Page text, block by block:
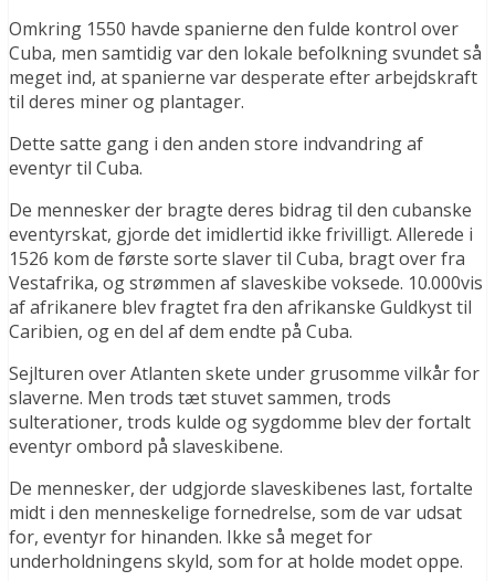
Omkring 1550 havde spanierne den fulde kontrol over
Cuba, men samtidig var den lokale befolkning svundet så
meget ind, at spanierne var desperate efter arbejdskraft
til deres miner og plantager.
Dette satte gang i den anden store indvandring af
eventyr til Cuba.
De mennesker der bragte deres bidrag til den cubanske
eventyrskat, gjorde det imidlertid ikke frivilligt. Allerede i
1526 kom de første sorte slaver til Cuba, bragt over fra
Vestafrika, og strømmen af slaveskibe voksede. 10.000vis
af afrikanere blev fragtet fra den afrikanske Guldkyst til
Caribien, og en del af dem endte på Cuba.
Sejlturen over Atlanten skete under grusomme vilkår for
slaverne. Men trods tæt stuvet sammen, trods
sulterationer, trods kulde og sygdomme blev der fortalt
eventyr ombord på slaveskibene.
De mennesker, der udgjorde slaveskibenes last, fortalte
midt i den menneskelige fornedrelse, som de var udsat
for, eventyr for hinanden. Ikke så meget for
underholdningens skyld, som for at holde modet oppe.